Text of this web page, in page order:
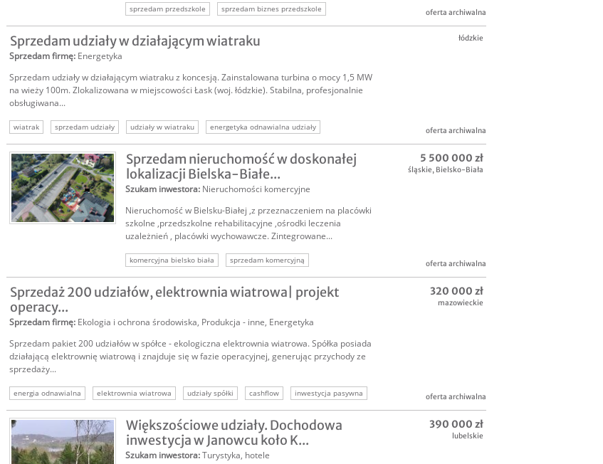
sprzedam przedszkole
sprzedam biznes przedszkole
usługi przedszkolne
sprzedaż firmy sprzedam firmę edukacja
oferta archiwalna
Sprzedam udziały w działającym wiatraku
Sprzedam firmę: Energetyka
Sprzedam udziały w działającym wiatraku z koncesją. Zainstalowana turbina o mocy 1,5 MW
na wieży 100m. Zlokalizowana w miejscowości Łask (woj. łódzkie). Stabilna, profesjonalnie
obsługiwana...
wiatrak sprzedam udziały udziały w wiatraku energetyka odnawialna udziały
łódzkie
oferta archiwalna
Sprzedam nieruchomość w doskonałej
lokalizacji Bielska-Białe...
Szukam inwestora: Nieruchomości komercyjne
Nieruchomość w Bielsku-Białej ,z przeznaczeniem na placówki
szkolne ,przedszkolne rehabilitacyjne ,ośrodki leczenia
uzależnień , placówki wychowawcze. Zintegrowane...
komercyjna bielsko biała
sprzedam komercyjną
usługi medyczne
sprzedam budynek usługi
nieruchomość komercyjna
nieruchomości komercyjne
5 500 000 zł
śląskie, Bielsko-Biała
oferta archiwalna
Sprzedaż 200 udziałów, elektrownia wiatrowa| projekt
operacy...
Sprzedam firmę: Ekologia i ochrona środowiska, Produkcja - inne, Energetyka
Sprzedam pakiet 200 udziałów w spółce - ekologiczna elektrownia wiatrowa. Spółka posiada
działającą elektrownię wiatrową i znajduje się w fazie operacyjnej, generując przychody ze
sprzedaży...
energia odnawialna elektrownia wiatrowa udziały spółki cashflow
inwestycja pasywna
spv
infrastruktura energetyczna
320 000 zł
mazowieckie
oferta archiwalna
Większościowe udziały. Dochodowa
inwestycja w Janowcu koło K...
Szukam inwestora:Turystyka, hotele
390 000 zł
lubelskie